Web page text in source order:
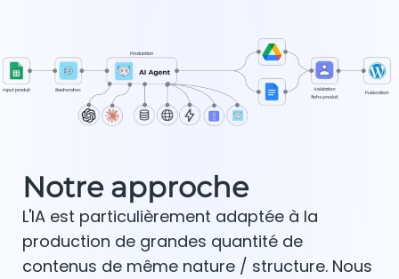
Notre approche
L'IA est particulièrement adaptée à la
production de grandes quantité de
contenus de même nature / structure. Nous